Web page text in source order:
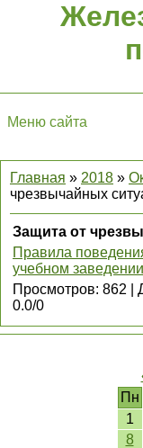
Меню сайта
Главная » 2018 »
чрезвычайных
Защита от
Правила
учебном заведении
Просмотров: 862
0.0/0
Пн
1
8